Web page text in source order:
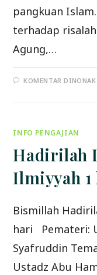
pangkuan
terhadap
Agung,…
KOMENTAR
INFO PENGAJIAN
Hadirilah
Ilmiyyah
Bismillah
hari Pemateri:
Syafruddin
Ustadz Abu